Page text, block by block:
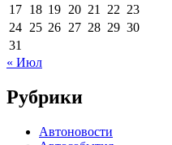
17 18 19 20 21 22 23
24 25 26 27 28 29 30
31
« Июл
Рубрики
Автоновости